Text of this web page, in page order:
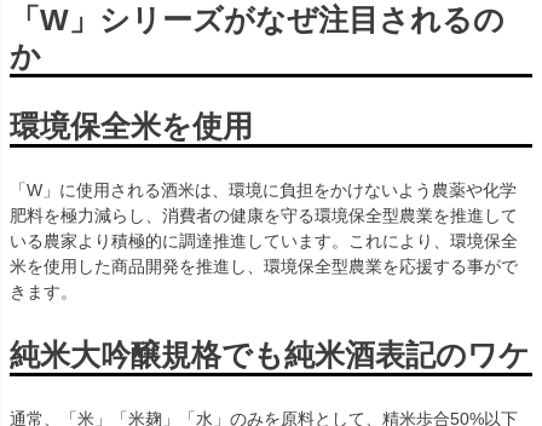
「W」シリーズがなぜ注目されるの
か
環境保全米を使用
「W」に使用される酒米は、環境に負担をかけないよう農薬や化学
肥料を極力減らし、消費者の健康を守る環境保全型農業を推進して
いる農家より積極的に調達推進しています。これにより、環境保全
米を使用した商品開発を推進し、環境保全型農業を応援する事がで
きます。
純米大吟醸規格でも純米酒表記のワケ
通常、「米」「米麹」「水」のみを原料として、精米歩合50%以下